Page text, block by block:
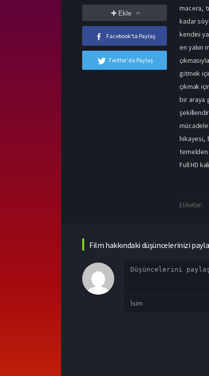
Ekle
Facebook'ta Paylaş
Twitter'da Paylaş
macera,
kadar
kendini
en yakın
gitmek
çıkmak
bir araya
hikayesi,
temelden
Full HD
Etiketler:
Film hakkındaki düşüncelerinizi